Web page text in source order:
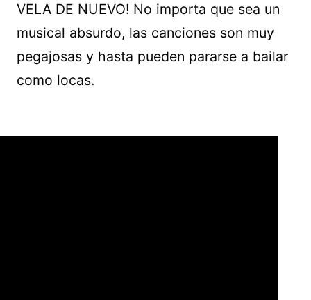
VELA DE NUEVO! No importa que sea un
musical absurdo, las canciones son muy
pegajosas y hasta pueden pararse a bailar
como locas.